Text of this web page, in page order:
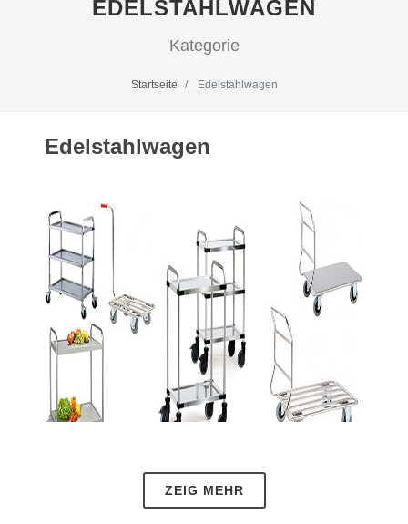
EDELSTAHLWAGEN
Kategorie
Startseite Edelstahlwagen
Edelstahlwagen
ZEIG MEHR